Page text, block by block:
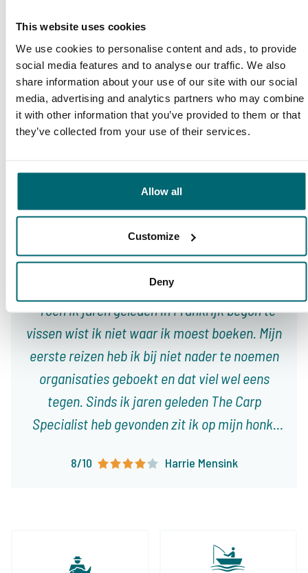
This website uses cookies
We use cookies to personalise content and ads, to provide
social media features and to analyse our traffic. We also
share information about your use of our site with our social
media, advertising and analytics partners who may combine
it with other information that you’ve provided to them or that
they’ve collected from your use of their services.
Allow all
Customize
Deny
9,7
Algemeen Faciliteiten
Van onze klanten
Toen ik jaren geleden in Frankrijk begon te
vissen wist ik niet waar ik moest boeken. Mijn
eerste reizen heb ik bij niet nader te noemen
organisaties geboekt en dat viel wel eens
tegen. Sinds ik jaren geleden The Carp
Specialist heb gevonden zit ik op mijn honk,
altijd goed is of goed komt. Er vallen steeds
het vissen met een groep vind ik geweldig, dit
8/10 Harrie Mensink